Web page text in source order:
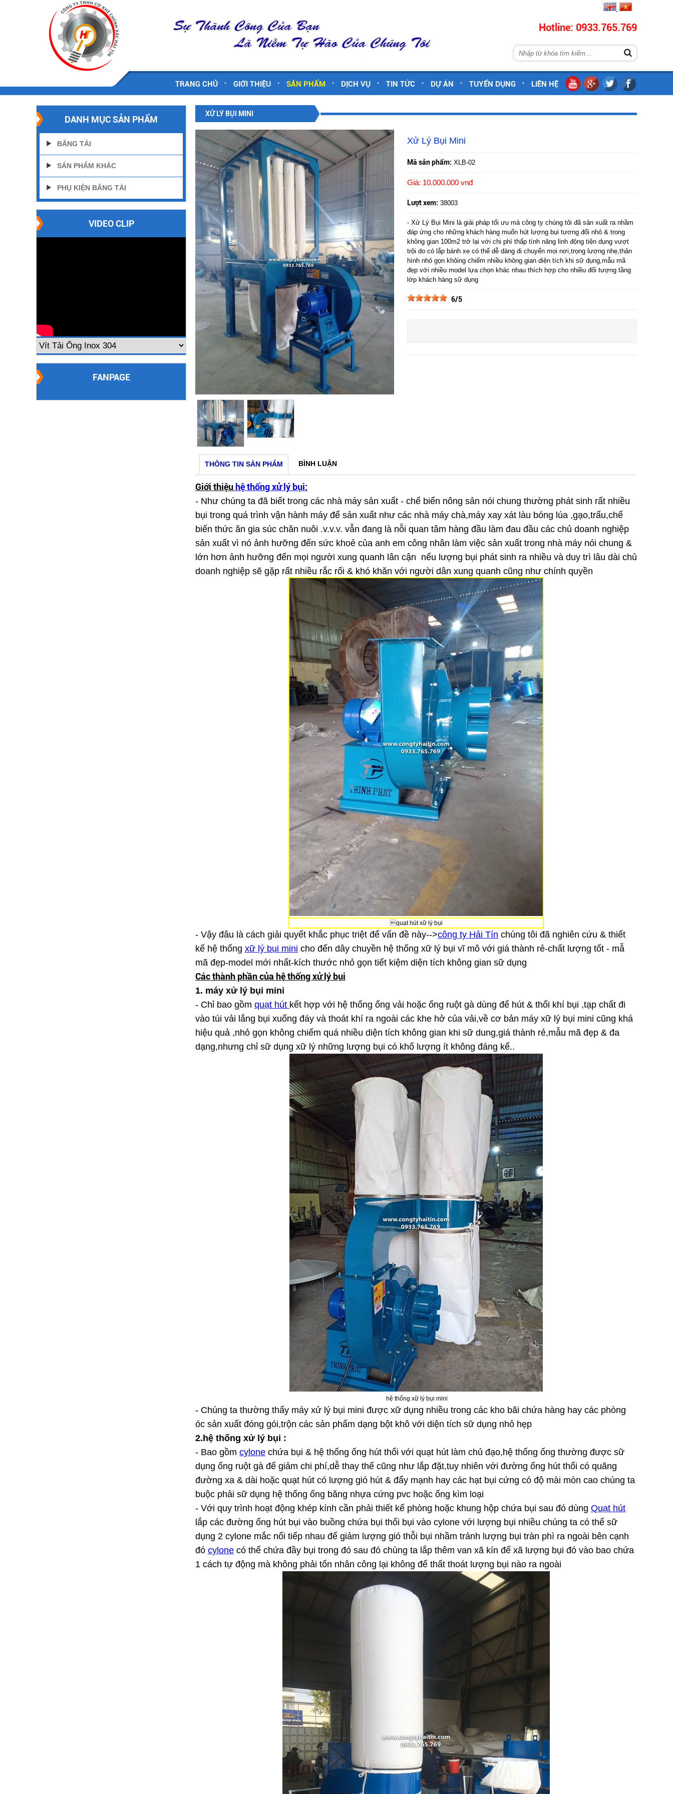
Hotline: 0933.765.769
TRANG CHỦ GIỚI THIỆU SẢN PHẨM DỊCH VỤ TIN TỨC DỰ ÁN TUYỂN DỤNG LIÊN HỆ
XỬ LÝ BỤI MINI
Xử Lý Bụi Mini
Mã sản phẩm: XLB-02
Giá: 10.000.000 vnđ
Lượt xem: 38003
- Xử Lý Bụi Mini là giải pháp tối ưu mà công ty chúng tôi đã sản xuất ra nhầm
đáp ứng cho những khách hàng muốn hút lượng bụi tương đối nhỏ & trong
không gian 100m2 trở lại với chi phí thấp tính năng linh động tiện dụng vượt
trội do có lắp bánh xe có thể dễ dàng di chuyển mọi nơi,trọng lượng nhẹ,thân
hình nhỏ gọn khôing chiếm nhiều không gian diện tích khi sữ dụng,mẫu mã
đẹp với nhiều model lựa chọn khác nhau thích hợp cho nhiều đối tượng tầng
lớp khách hàng sữ dụng
6/5
THÔNG TIN SẢN PHẨM BÌNH LUẬN
Giới thiệu hệ thống xử lý bụi:
- Như chúng ta đã biết trong các nhà máy sản xuất - chế biến nông sản nói chung thường phát sinh rất nhiều
bụi trong quá trình vận hành máy để sản xuất như các nhà máy chà,máy xay xát làu bóng lúa ,gạo,trấu,chế
biến thức ăn gia súc chăn nuôi .v.v.v. vẫn đang là nỗi quan tâm hàng đầu làm đau đầu các chủ doanh nghiệp
sản xuất vì nó ảnh hưỡng đến sức khoẻ của anh em công nhân làm việc sản xuất trong nhà máy nói chung &
lớn hơn ảnh hưỡng đến mọi người xung quanh lân cận nếu lượng bụi phát sinh ra nhiều và duy trì lâu dài chủ
doanh nghiệp sẽ gặp rất nhiều rắc rối & khó khăn với người dân xung quanh cũng như chính quyền
quạt hút xữ lý bụi
- Vậy đâu là cách giải quyết khắc phục triệt để vấn đề này-->công ty Hải Tín chúng tôi đã nghiên cứu & thiết
kế hệ thống xữ lý bụi mini cho đến dây chuyền hệ thống xữ lý bụi vĩ mô với giá thành rẻ-chất lượng tốt - mẫ
mã đẹp-model mới nhất-kích thước nhỏ gọn tiết kiệm diện tích không gian sữ dụng
Các thành phần của hệ thống xử lý bụi
1. máy xử lý bụi mini
- Chỉ bao gồm quạt hút kết hợp với hệ thống ống vải hoặc ống ruột gà dùng để hút & thổi khí bụi ,tạp chất đi
vào túi vải lắng bụi xuống đáy và thoát khí ra ngoài các khe hở của vải,về cơ bản máy xữ lý bụi mini cũng khá
hiệu quả ,nhỏ gọn không chiếm quá nhiều diện tích không gian khi sữ dung,giá thành rẻ,mẫu mã đẹp & đa
dạng,nhưng chỉ sữ dụng xữ lý những lượng bụi có khố lượng ít không đáng kể..
hệ thống xữ lý bụi mini
- Chúng ta thường thấy máy xử lý bụi mini được xữ dụng nhiều trong các kho bãi chứa hàng hay các phòng
óc sản xuất đóng gói,trộn các sản phẩm dạng bột khô với diện tích sữ dụng nhỏ hẹp
2.hệ thống xử lý bụi :
- Bao gồm cylone chứa bụi & hệ thống ống hút thổi với quạt hút làm chủ đạo,hệ thống ống thường được sữ
dụng ống ruột gà để giảm chi phí,dễ thay thế cũng như lắp đặt,tuy nhiên với đường ống hút thổi có quãng
đường xa & dài hoặc quạt hút có lượng gió hút & đẩy mạnh hay các hạt bụi cứng có độ mài mòn cao chúng ta
buộc phải sữ dụng hệ thống ống băng nhựa cứng pvc hoặc ống kìm loại
- Với quy trình hoạt động khép kính cần phải thiết kế phòng hoặc khung hộp chứa bụi sau đó dùng Quạt hút
lắp các đường ống hút bụi vào buồng chứa bụi thổi bụi vào cylone với lượng bụi nhiều chúng ta có thể sữ
dụng 2 cylone mắc nối tiếp nhau để giảm lượng gió thỗi bụi nhầm tránh lượng bụi tràn phì ra ngoài bên cạnh
đó cylone có thể chứa đầy bụi trong đó sau đó chùng ta lắp thêm van xã kín để xã lượng bụi đó vào bao chứa
1 cách tự động mà không phải tốn nhân công lại không để thất thoát lượng bụi nào ra ngoài
DANH MỤC SẢN PHẨM
BĂNG TẢI
SẢN PHẨM KHÁC
PHỤ KIỆN BĂNG TẢI
VIDEO CLIP
FANPAGE